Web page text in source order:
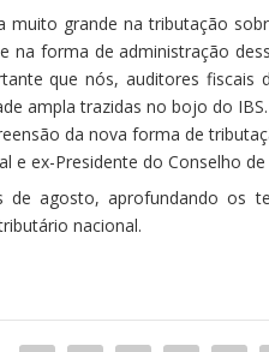
grande na tributação
na forma de administração
que nós, auditores
ampla trazidas no bojo do
da nova forma de
e ex-Presidente do Conselho
agosto, aprofundando os
nacional.